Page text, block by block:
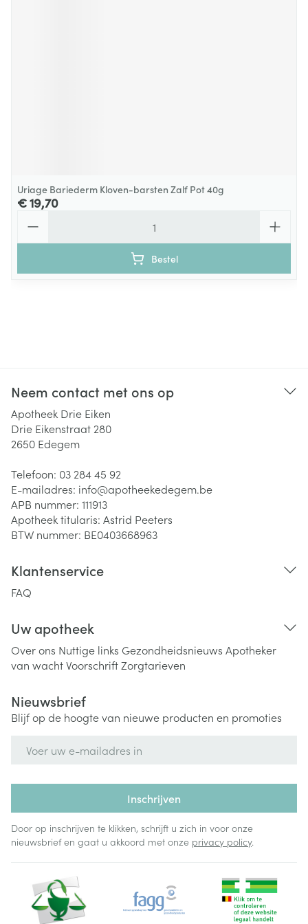
Uriage Bariederm Kloven-barsten Zalf Pot 40g
€ 19,70
Bestel
Neem contact met ons op
Apotheek Drie Eiken
Drie Eikenstraat 280
2650 Edegem
Telefoon: 03 284 45 92
E-mailadres: info@apotheekedegem.be
APB nummer: 111913
Apotheek titularis: Astrid Peeters
BTW nummer: BE0403668963
Klantenservice
FAQ
Uw apotheek
Over ons Nuttige links Gezondheidsnieuws Apotheker
van wachtVoorschriftZorgtarieven
Nieuwsbrief
Blijf op de hoogte van nieuwe producten en promoties
Inschrijven
Door op inschrijven te klikken, schrijft u zich in voor onze
nieuwsbrief en gaat u akkoord met onze privacy policy.